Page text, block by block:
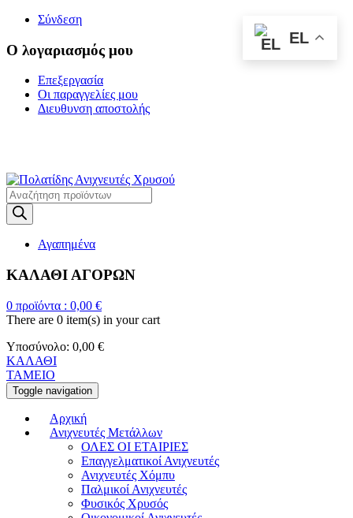
Σύνδεση
Ο λογαριασμός μου
Επεξεργασία
Οι παραγγελίες μου
Διευθυνση αποστολής
Products
search
Αγαπημένα
ΚΑΛΑΘΙ ΑΓΟΡΩΝ
0 προϊόντα : 0,00 €
There are 0 item(s) in your cart
Υποσύνολο: 0,00 €
ΚΑΛΑΘΙ
ΤΑΜΕΙΟ
Toggle navigation
Αρχική
Ανιχνευτές Μετάλλων
ΟΛΕΣ ΟΙ ΕΤΑΙΡΙΕΣ
Επαγγελματικοί Ανιχνευτές
Ανιχνευτές Χόμπυ
Παλμικοί Ανιχνευτές
Φυσικός Χρυσός
EL